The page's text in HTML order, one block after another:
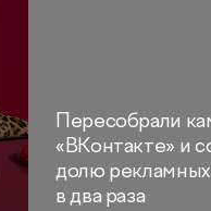
Пересобрали
«ВКонтакте» и
долю
в два раза